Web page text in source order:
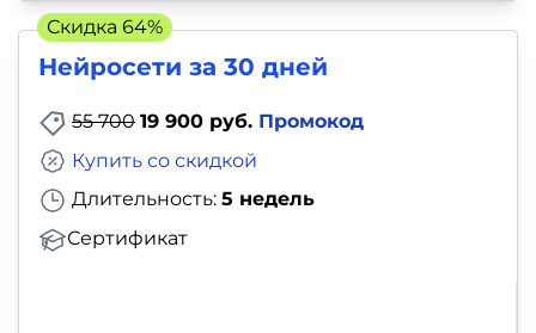
Нейросети за 30 дней
55 700 19 900 руб. Промокод
Длительность: 5 недель
Сертификат
Купить со скидкой
Скидка 64%